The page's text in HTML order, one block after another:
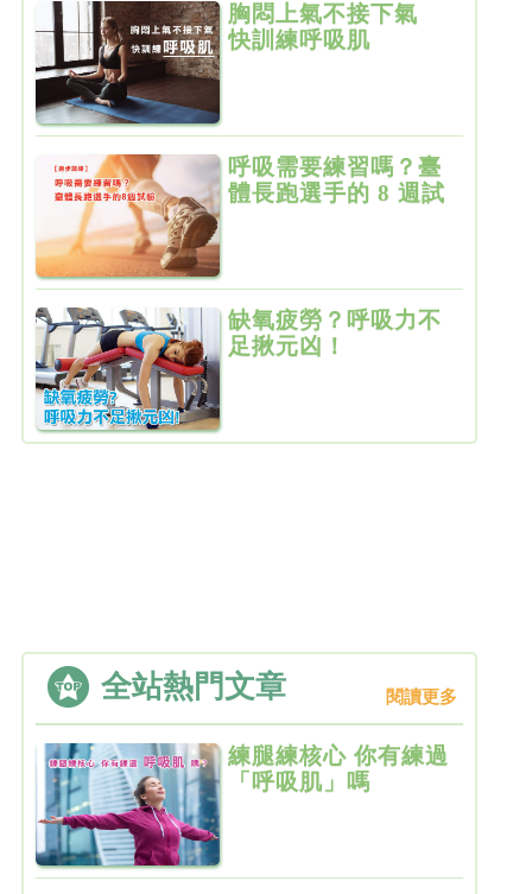
胸悶上氣不接下氣
快訓練呼吸肌
呼吸需要練習嗎？臺
體長跑選手的 8 週試
缺氧疲勞？呼吸力不
足揪元凶！
全站熱門文章 閱讀更多
練腿練核心 你有練過
「呼吸肌」嗎